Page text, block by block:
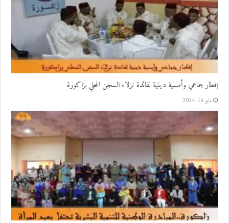
إفطار جماعي وأمسية دينية لفائدة نزلاء السجن المحلي بزاكورة
مايو 16, 2024